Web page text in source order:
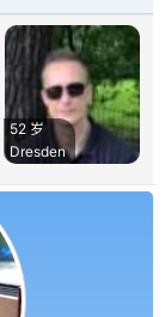
52 岁
Dresden